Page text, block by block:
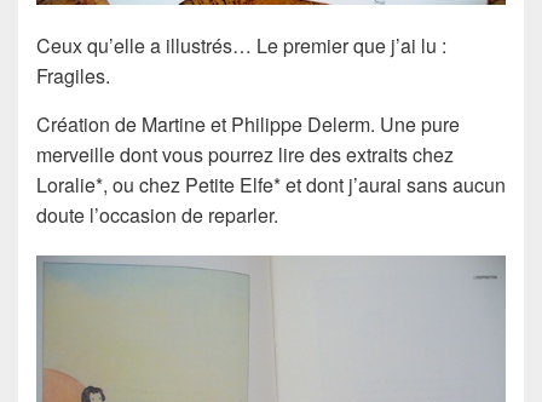
Ceux qu’elle a illustrés… Le premier que j’ai lu :
Fragiles.
Création de Martine et Philippe Delerm. Une pure
merveille dont vous pourrez lire des extraits chez
Loralie*, ou chez Petite Elfe* et dont j’aurai sans aucun
doute l’occasion de reparler.